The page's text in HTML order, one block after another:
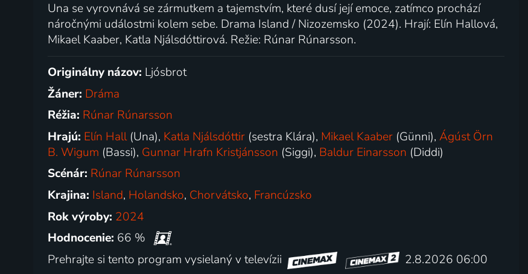
Una se vyrovnává se zármutkem a tajemstvím, které dusí její emoce, zatímco prochází
náročnými událostmi kolem sebe. Drama Island / Nizozemsko (2024). Hrají: Elín Hallová,
Mikael Kaaber, Katla Njálsdóttirová. Režie: Rúnar Rúnarsson.
Originálny názov: Ljósbrot
Žáner: Dráma
Réžia: Rúnar Rúnarsson
Hrajú: Elín Hall(Una), Katla Njálsdóttir (sestra Klára), Mikael Kaaber (Günni),Ágúst Örn
B. Wigum (Bassi), Gunnar Hrafn Kristjánsson (Siggi), Baldur Einarsson (Diddi)
Scénár: Rúnar Rúnarsson
Krajina: Island, Holandsko, Chorvátsko, Francúzsko
Rok výroby: 2024
Hodnocenie: 66 %
Prehrajte si tento program vysielaný v televízii
2.8.2026 06:00